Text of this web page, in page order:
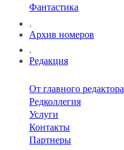
Фантастика
.
Архив номеров
.
Редакция
От главного редактора
Редколлегия
Услуги
Контакты
Партнеры